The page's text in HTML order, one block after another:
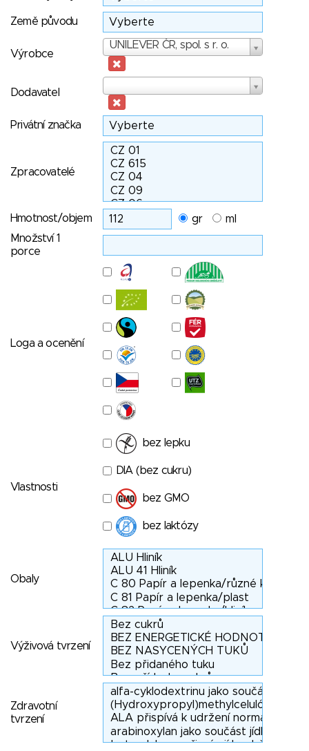
Země původu
Výrobce
UNILEVER ČR, spol. s r. o.
Výrobce
Dodavatel
Privátní značka
Zpracovatelé
Hmotnost/objem gr
ml
Množství 1
porce
Loga a ocenění
Vlastnosti
bez lepku
DIA (bez cukru)
bez GMO
bez laktózy
Obaly
Výživová tvrzení
Zdravotní
tvrzení